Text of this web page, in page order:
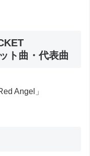
ト曲・代表曲
Angel」